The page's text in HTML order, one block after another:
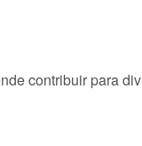
contribuir para